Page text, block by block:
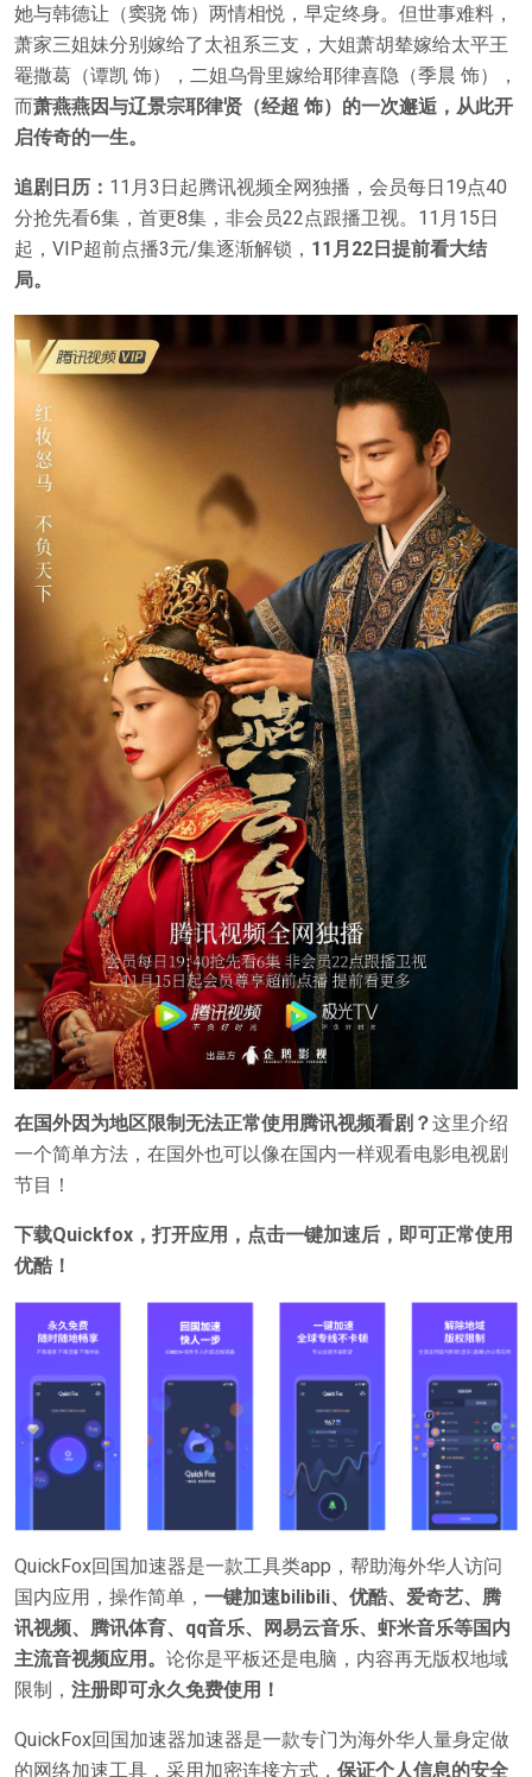
她与韩德让（窦骁 饰）两情相悦，早定终身。但世事难料，
萧家三姐妹分别嫁给了太祖系三支，大姐萧胡辇嫁给太平王
罨撒葛（谭凯 饰），二姐乌骨里嫁给耶律喜隐（季晨 饰），
而萧燕燕因与辽景宗耶律贤（经超 饰）的一次邂逅，从此开
启传奇的一生。
追剧日历： 11月3日起腾讯视频全网独播，会员每日19点40
分抢先看6集，首更8集，非会员22点跟播卫视。11月15日
起，VIP超前点播3元/集逐渐解锁， 11月22日提前看大结
局。
在国外因为地区限制无法正常使用腾讯视频看剧？这里介绍
一个简单方法，在国外也可以像在国内一样观看电影电视剧
节目！
下载Quickfox，打开应用，点击一键加速后，即可正常使用
优酷！
QuickFox回国加速器是一款工具类app，帮助海外华人访问
国内应用，操作简单， 一键加速bilibili、优酷、爱奇艺、腾
讯视频、腾讯体育、qq音乐、网易云音乐、虾米音乐等国内
主流音视频应用。 论你是平板还是电脑，内容再无版权地域
限制， 注册即可永久免费使用 ！
QuickFox回国加速器加速器是一款专门为海外华人量身定做
的网络加速工具，采用加密连接方式， 保证个人信息的安全